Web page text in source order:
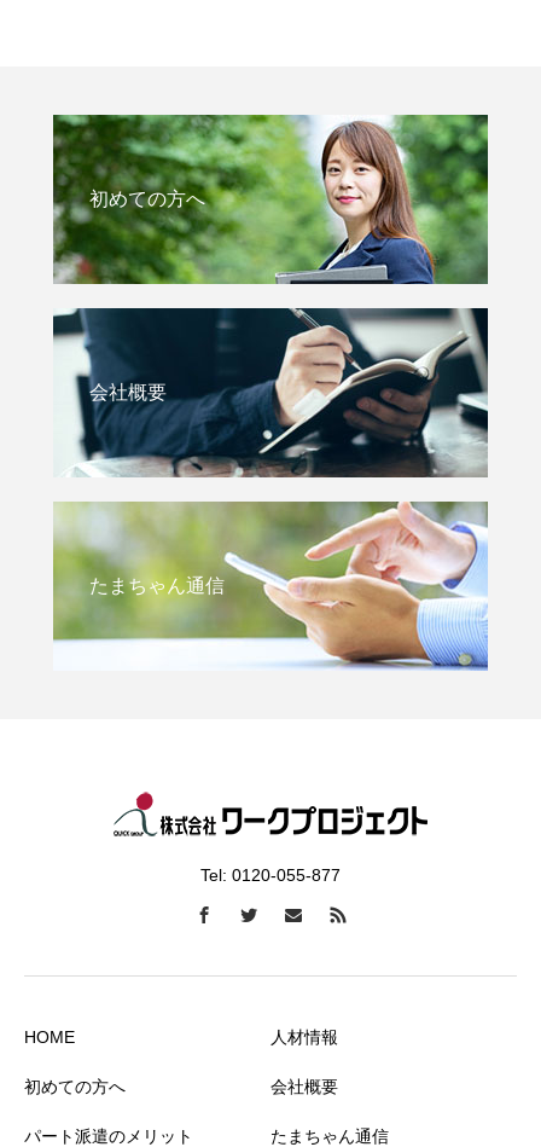
初めての方へ
会社概要
たまちゃん通信
Tel: 0120-055-877
HOME
初めての方へ
パート派遣のメリット
人材情報
会社概要
たまちゃん通信